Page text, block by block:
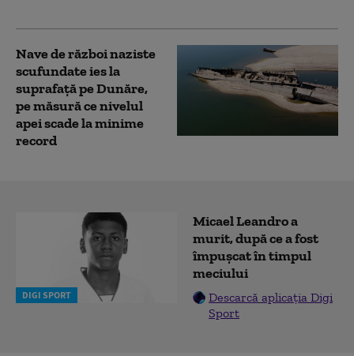
Nave de război naziste
scufundate ies la
suprafață pe Dunăre,
pe măsură ce nivelul
apei scade la minime
record
DIGI SPORT
Micael Leandro a
murit, după ce a fost
împușcat în timpul
meciului
Descarcă aplicația Digi
Sport